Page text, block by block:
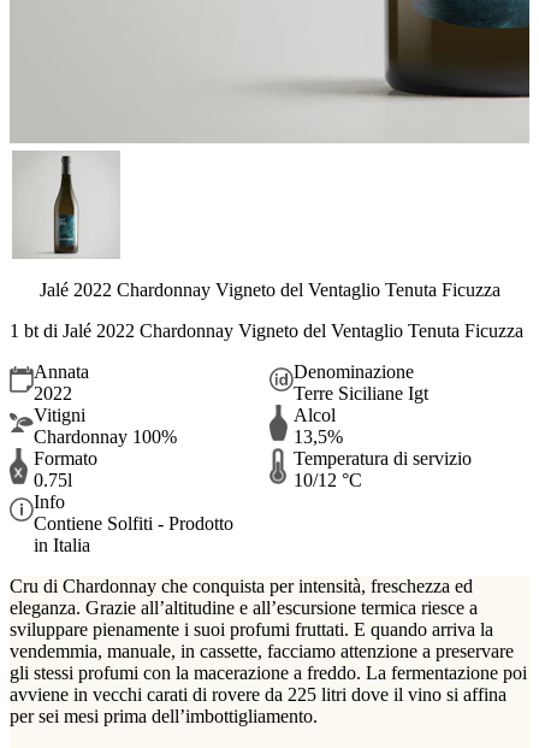
Jalé 2022 Chardonnay Vigneto del Ventaglio Tenuta Ficuzza
1 bt di Jalé 2022 Chardonnay Vigneto del Ventaglio Tenuta Ficuzza
Annata
2022
Denominazione
Terre Siciliane Igt
Vitigni
Chardonnay 100%
Alcol
13,5%
Formato
0.75l
Temperatura di servizio
10/12 °C
Info
Contiene Solfiti - Prodotto
in Italia
Cru di Chardonnay che conquista per intensità, freschezza ed
eleganza. Grazie all’altitudine e all’escursione termica riesce a
sviluppare pienamente i suoi profumi fruttati. E quando arriva la
vendemmia, manuale, in cassette, facciamo attenzione a preservare
gli stessi profumi con la macerazione a freddo. La fermentazione poi
avviene in vecchi carati di rovere da 225 litri dove il vino si affina
per sei mesi prima dell’imbottigliamento.